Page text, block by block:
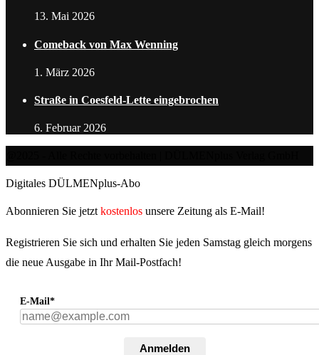
13. Mai 2026
Comeback von Max Wenning
1. März 2026
Straße in Coesfeld-Lette eingebrochen
6. Februar 2026
Digitales DÜLMENplus-Abo
Abonnieren Sie jetzt kostenlos unsere Zeitung als E-Mail!
Registrieren Sie sich und erhalten Sie jeden Samstag gleich morgens
die neue Ausgabe in Ihr Mail-Postfach!
E-Mail*
Anmelden